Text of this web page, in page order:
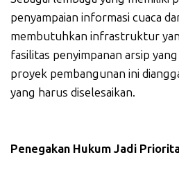
penyampaian informasi cuaca
membutuhkan infrastruktur
fasilitas penyimpanan arsip
proyek pembangunan ini
yang harus diselesaikan.
Penegakan Hukum Jadi